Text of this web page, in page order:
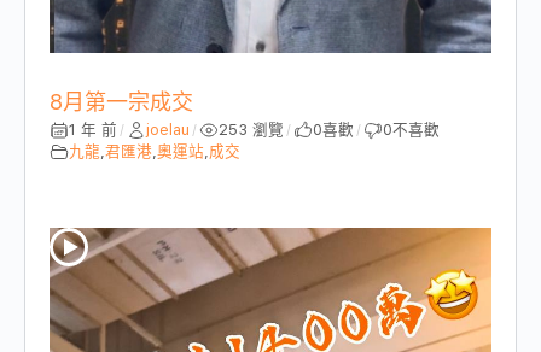
8月第一宗成交
1 年 前 / joelau / 253 瀏覽 / 0喜歡 / 0不喜歡
九龍 君匯港 奧運站 成交